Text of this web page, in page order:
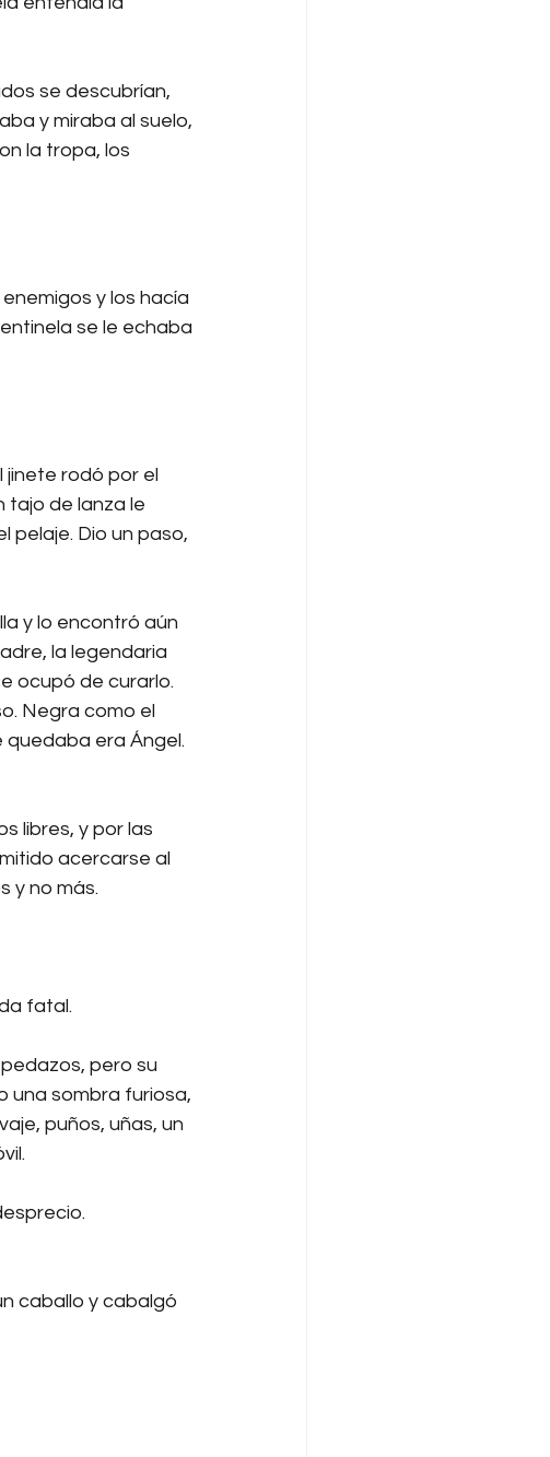
se descubrían,
y miraba al suelo,
la tropa, los
y los hacía
se le echaba
jinete rodó por el
tajo de lanza le
pelaje. Dio un paso,
y lo encontró aún
la legendaria
ocupó de curarlo.
Negra como el
quedaba era Ángel.
libres, y por las
acercarse al
y no más.
fatal.
pero su
una sombra furiosa,
puños, uñas, un
caballo y cabalgó